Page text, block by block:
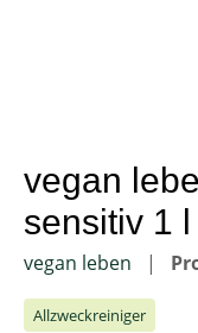
vegan
sensitiv 1 l
vegan leben
Allzweckreiniger